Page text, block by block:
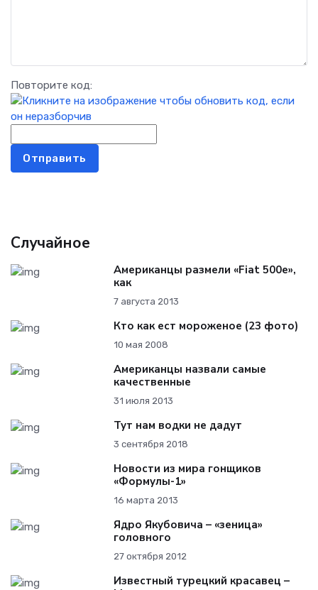
Повторите код:
Отправить
Случайное
Американцы размели «Fiat 500e»,
как
7 августа 2013
Кто как ест мороженое (23 фото)
10 мая 2008
Американцы назвали самые
качественные
31 июля 2013
Тут нам водки не дадут
3 сентября 2018
Новости из мира гонщиков
«Формулы-1»
16 марта 2013
Ядро Якубовича – «зеница»
головного
27 октября 2012
Известный турецкий красавец –